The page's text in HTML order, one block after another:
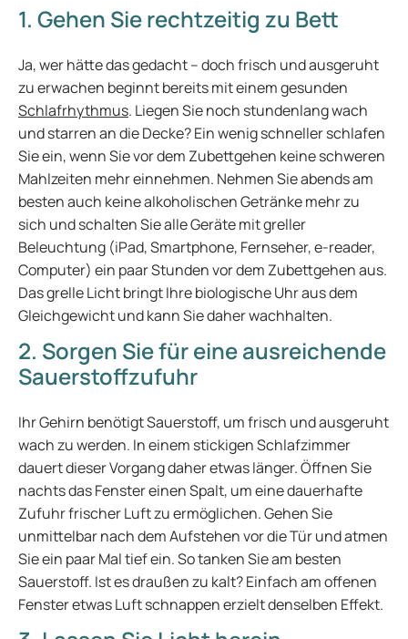
1. Gehen Sie rechtzeitig zu Bett
Ja, wer hätte das gedacht – doch frisch und ausgeruht
zu erwachen beginnt bereits mit einem gesunden
Schlafrhythmus. Liegen Sie noch stundenlang wach
und starren an die Decke? Ein wenig schneller schlafen
Sie ein, wenn Sie vor dem Zubettgehen keine schweren
Mahlzeiten mehr einnehmen. Nehmen Sie abends am
besten auch keine alkoholischen Getränke mehr zu
sich und schalten Sie alle Geräte mit greller
Beleuchtung (iPad, Smartphone, Fernseher, e-reader,
Computer) ein paar Stunden vor dem Zubettgehen aus.
Das grelle Licht bringt Ihre biologische Uhr aus dem
Gleichgewicht und kann Sie daher wachhalten.
2. Sorgen Sie für eine ausreichende
Sauerstoffzufuhr
Ihr Gehirn benötigt Sauerstoff, um frisch und ausgeruht
wach zu werden. In einem stickigen Schlafzimmer
dauert dieser Vorgang daher etwas länger. Öffnen Sie
nachts das Fenster einen Spalt, um eine dauerhafte
Zufuhr frischer Luft zu ermöglichen. Gehen Sie
unmittelbar nach dem Aufstehen vor die Tür und atmen
Sie ein paar Mal tief ein. So tanken Sie am besten
Sauerstoff. Ist es draußen zu kalt? Einfach am offenen
Fenster etwas Luft schnappen erzielt denselben Effekt.